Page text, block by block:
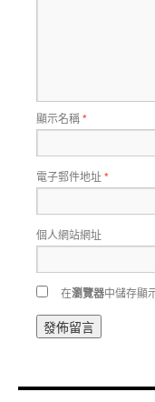
顯示名稱*
電子郵件地址*
個人網站網址
在瀏覽器中儲存顯